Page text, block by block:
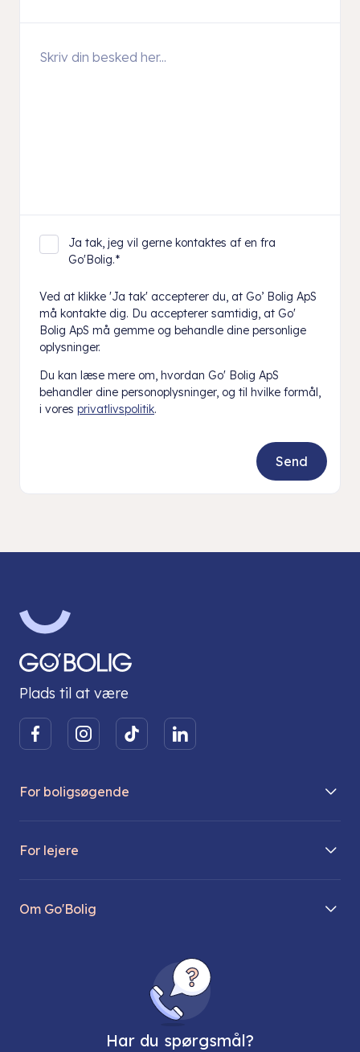
Ja tak, jeg vil gerne kontaktes af en fra
Go'Bolig.*
Ved at klikke 'Ja tak' accepterer du, at Go’ Bolig ApS
må kontakte dig. Du accepterer samtidig, at Go'
Bolig ApS må gemme og behandle dine personlige
oplysninger.
Du kan læse mere om, hvordan Go' Bolig ApS
behandler dine personoplysninger, og til hvilke formål,
i vores privatlivspolitik.
Plads til at være
For boligsøgende
Søg lejebolig
For lejere
Lej en parkeringsplads
Om Go'Bolig
Har du spørgsmål?